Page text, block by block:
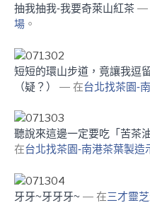
抽我抽我-我要奇萊山紅茶 —
場 。
短短的環山步道，竟讓我逗
（疑？）
— 在台北找茶園-
聽說來這邊一定要吃「苦茶油
在台北找茶園-南港茶葉製造
牙牙~牙牙牙~ — 在三才靈